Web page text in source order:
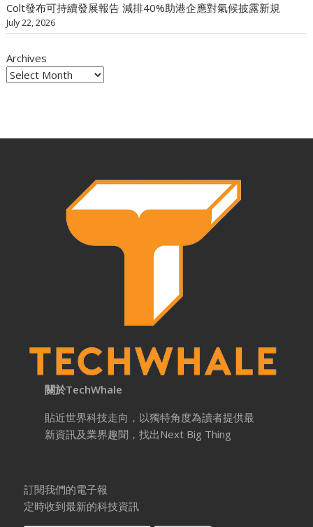
Colt發布可持續發展報告 減排40%助港企應對氣候披露新規
July 22, 2026
Archives
關於TechWhale
貼近世界科技走向，以獨特角度為讀者提供最
新資訊及業界趣聞，找出Next Big Thing
訂閱我們的電子報
定時收到最新的科技資訊